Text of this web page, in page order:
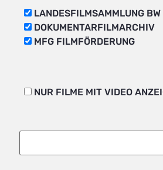
LANDESFILMSAMMLUNG BW
DOKUMENTARFILMARCHIV
MFG FILMFÖRDERUNG
NUR FILME MIT VIDEO